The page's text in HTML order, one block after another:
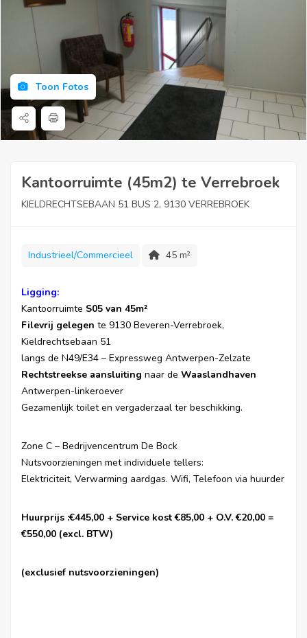
Toon Fotos
Kantoorruimte (45m2) te Verrebroek
KIELDRECHTSEBAAN 51 BUS 2, 9130 VERREBROEK
Industrieel/Commercieel 45 m²
Ligging:
Kantoorruimte S05 van 45m²
Filevrij gelegen te 9130 Beveren-Verrebroek,
Kieldrechtsebaan 51
langs de N49/E34 – Expressweg Antwerpen-Zelzate
Rechtstreekse aansluiting naar de Waaslandhaven
Antwerpen-linkeroever
Gezamenlijk toilet en vergaderzaal ter beschikking.
Zone C – Bedrijvencentrum De Bock
Nutsvoorzieningen met individuele tellers:
Elektriciteit, Verwarming aardgas. Wifi, Telefoon via huurder
Huurprijs :€445,00 + Service kost €85,00 + O.V. €20,00 =
€550,00 (excl. BTW)
(exclusief nutsvoorzieningen)